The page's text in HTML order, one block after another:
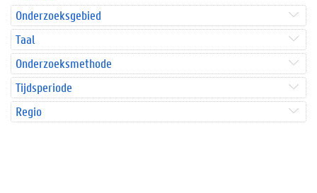
Onderzoeksgebied
Taal
Onderzoeksmethode
Tijdsperiode
Regio